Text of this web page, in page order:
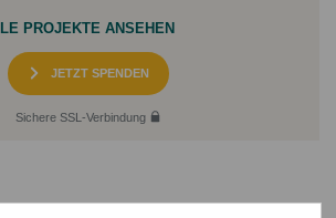
PROJEKTE ANSEHEN
JETZT SPENDEN
Sichere SSL-Verbindung